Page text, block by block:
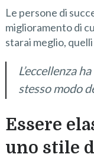
Le persone di
miglioramento di
starai meglio,
L’eccellenza
stesso modo
Essere
uno stile